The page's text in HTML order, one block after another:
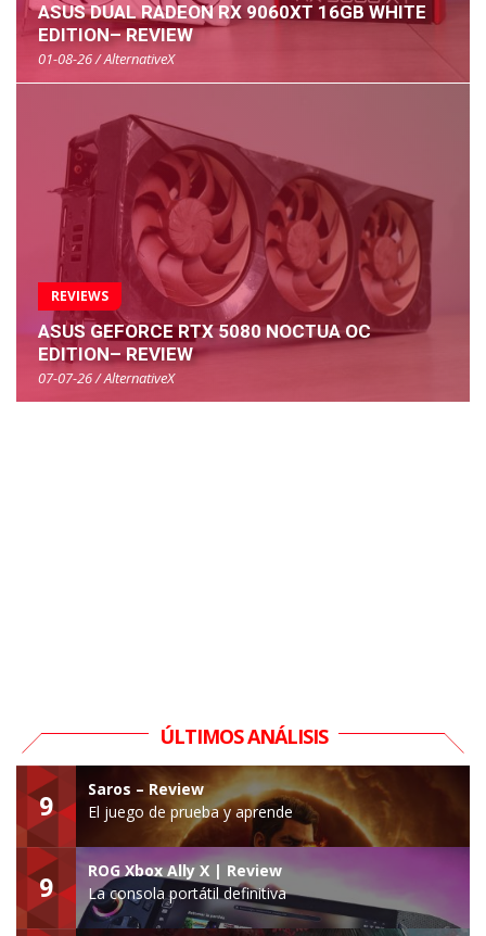
ASUS DUAL RADEON RX 9060XT 16GB WHITE
EDITION– REVIEW
01-08-26 / AlternativeX
REVIEWS
ASUS GEFORCE RTX 5080 NOCTUA OC
EDITION– REVIEW
07-07-26 / AlternativeX
ÚLTIMOS ANÁLISIS
9
Saros – Review
El juego de prueba y aprende
9
ROG Xbox Ally X | Review
La consola portátil definitiva